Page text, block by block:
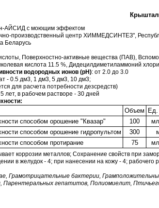
АЙСИД с моющим эффектом
производственный центр ХИММЕДСИНТЕЗ",
Беларусь
Поверхностно-активные вещества (ПАВ),
кислота 11.5 %, Дидецилдиметиламмоний
водородных ионов (pH): от 2.0 до 3.0
- 0.5 дм3, 1 дм3, 5 дм3, 10 дм3;
для расчета потребности дезсредств)
5 лет, в рабочем растворе - 30 дней
Объем Ед.
способом орошение "Квазар"
100
способом орошение гидропультом
300
способом протирание
75
коррозии металлов; Сохранение свойств при
в желудок - 4; при нанесении на кожу - 4; рабочего
Грамотрицательные бактерии,
Парентеральных гепатитов, Полиомиелит,